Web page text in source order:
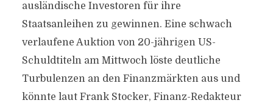
ausländische Investoren für ihre
Staatsanleihen zu gewinnen. Eine schwach
verlaufene Auktion von 20-jährigen US-
Schuldtiteln am Mittwoch löste deutliche
Turbulenzen an den Finanzmärkten aus und
könnte laut Frank Stocker, Finanz-Redakteur